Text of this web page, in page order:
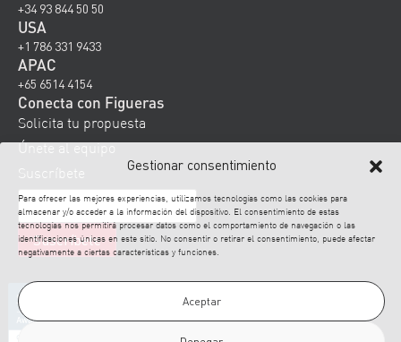
Gestionar consentimiento
Para ofrecer las mejores experiencias, utilizamos tecnologías como las cookies para
almacenar y/o acceder a la información del dispositivo. El consentimiento de estas
tecnologías nos permitirá procesar datos como el comportamiento de navegación o las
identificaciones únicas en este sitio. No consentir o retirar el consentimiento, puede afectar
negativamente a ciertas características y funciones.
Aceptar
+34 93 844 50 50
USA
+1 786 331 9433
APAC
+65 6514 4154
Conecta con Figueras
Solicita tu propuesta
Únete al equipo
Suscríbete